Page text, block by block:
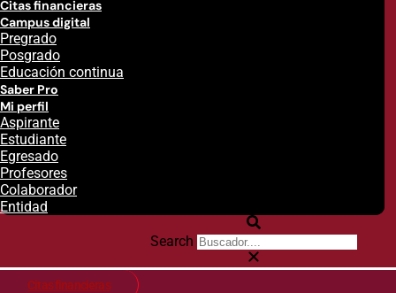
Citas financieras
Campus digital
Pregrado
Posgrado
Educación continua
Saber Pro
Mi perfil
Aspirante
Estudiante
Egresado
Profesores
Colaborador
Entidad
Search
Citas financieras